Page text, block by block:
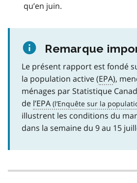
qu’en juin.
Remarque
Le présent rapport est fondé
la population active (EPA),
ménages par Statistique
de l’EPA
illustrent les conditions du
dans la semaine du 9 au 15